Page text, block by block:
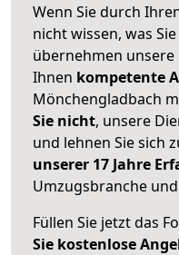
Wenn Sie durch
nicht wissen, was
übernehmen
Ihnen kompetente
Mönchengladbach
Sie nicht, unsere
und lehnen Sie sich
unserer 17 Jahre
Umzugsbranche
Füllen Sie jetzt das
Sie kostenlose